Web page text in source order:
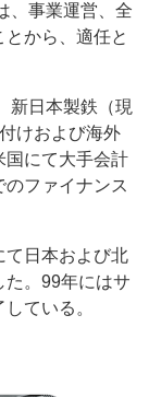
、事業運営、全
から、適任と
新日本製鉄（現
けおよび海外
国にて大手会計
ファイナンス
日本および北
た。99年にはサ
ている。